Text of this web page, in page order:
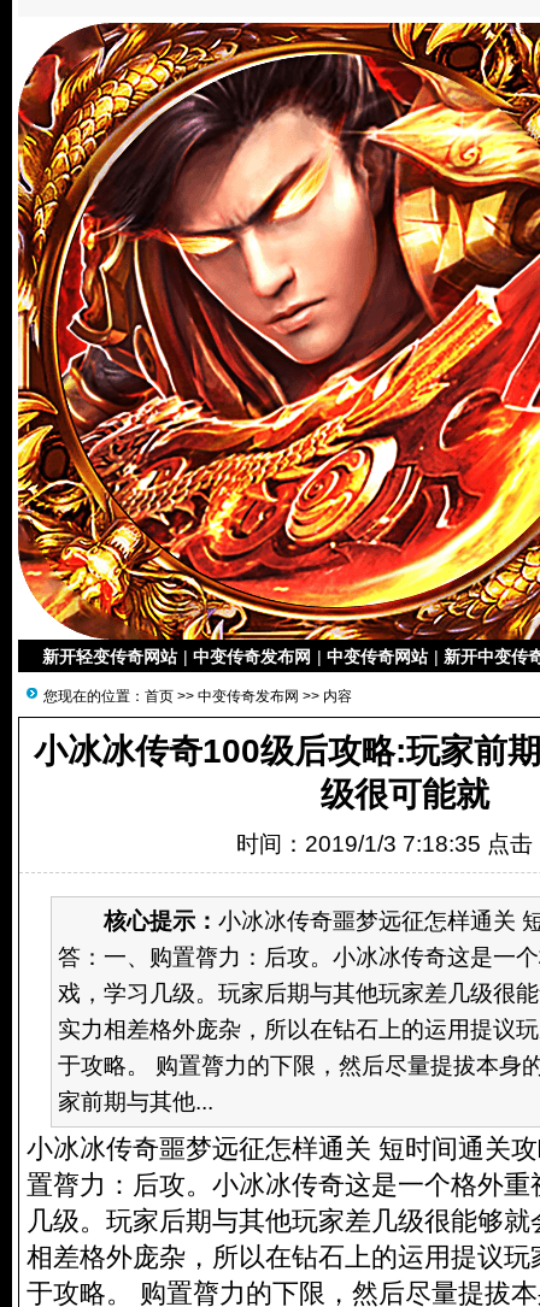
新开轻变传奇网站 | 中变传奇发布网 | 中变传奇网站 | 新开中变传
您现在的位置： 首页 >> 中变传奇发布网 >> 内容
小冰冰传奇100级后攻略:玩家前
级很可能就
时间：2019/1/3 7:18:35 点击
核心提示： 小冰冰传奇噩梦远征怎样通关
答：一、购置膂力：后攻。小冰冰传奇这是一
戏，学习几级。玩家后期与其他玩家差几级很
实力相差格外庞杂，所以在钻石上的运用提议
于攻略。 购置膂力的下限，然后尽量提拔本身
家前期与其他...
小冰冰传奇噩梦远征怎样通关 短时间通关
置膂力：后攻。小冰冰传奇这是一个格外
几级。玩家后期与其他玩家差几级很能够
相差格外庞杂，所以在钻石上的运用提议
于攻略。 购置膂力的下限，然后尽量提拔